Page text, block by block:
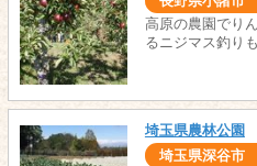
高原の農園でり
るニジマス釣り
埼玉県農林公園
埼玉県深谷市